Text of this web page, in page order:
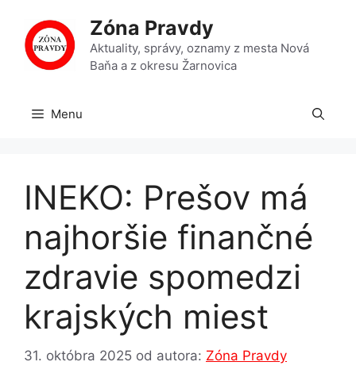
obsah
Zóna Pravdy
Aktuality, správy, oznamy z mesta Nová
Baňa a z okresu Žarnovica
Menu
INEKO: Prešov má
najhoršie finančné
zdravie spomedzi
krajských miest
31. októbra 2025 od autora: Zóna Pravdy